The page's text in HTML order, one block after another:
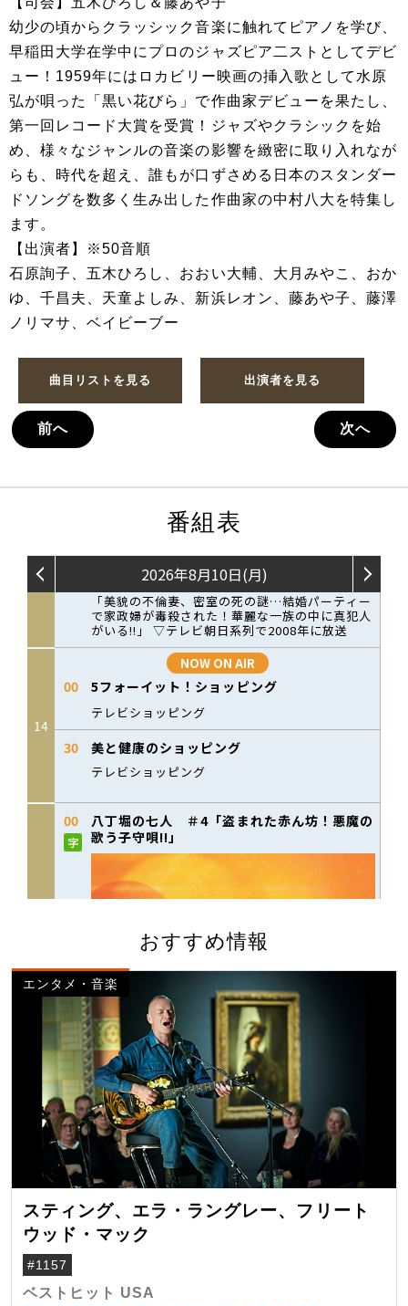
幼少の頃からクラッシック音楽に触れてピアノを学び、
早稲田大学在学中にプロのジャズピア二ストとしてデビ
ュー！1959年にはロカビリー映画の挿入歌として水原
弘が唄った「黒い花びら」で作曲家デビューを果たし、
第一回レコード大賞を受賞！ジャズやクラシックを始
め、様々なジャンルの音楽の影響を緻密に取り入れなが
らも、時代を超え、誰もが口ずさめる日本のスタンダー
ドソングを数多く生み出した作曲家の中村八大を特集し
ます。
【出演者】※50音順
石原詢子、五木ひろし、おおい大輔、大月みやこ、おか
ゆ、千昌夫、天童よしみ、新浜レオン、藤あや子、藤澤
ノリマサ、ベイビーブー
曲目リストを見る 出演者を見る
前へ 次へ
番組表
おすすめ情報
エンタメ・音楽
スティング、エラ・ラングレー、フリート
ウッド・マック
#1157
ベストヒット USA